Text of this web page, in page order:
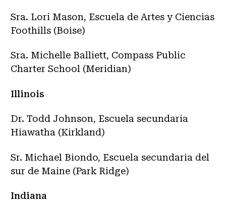
Sra. Lori Mason, Escuela de Artes y Ciencias
Foothills (Boise)
Sra. Michelle Balliett, Compass Public
Charter School (Meridian)
Illinois
Dr. Todd Johnson, Escuela secundaria
Hiawatha (Kirkland)
Sr. Michael Biondo, Escuela secundaria del
sur de Maine (Park Ridge)
Indiana